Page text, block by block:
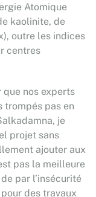
Atomique
kaolinite, de
outre les indices
centres
que nos experts
trompés pas en
je
projet sans
ajouter aux
pas la meilleure
par l’insécurité
des travaux